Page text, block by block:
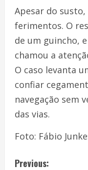
Apesar do
ferimentos. O
de um guincho,
chamou a
O caso levanta
confiar
navegação sem
das vias.
Foto: Fábio
Previous: